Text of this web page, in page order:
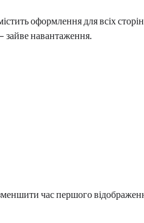
оформлення для всіх
зайве навантаження.
час першого